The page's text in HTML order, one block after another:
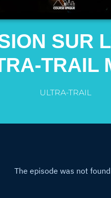
SUR
TRAIL
ULTRA-TRAIL